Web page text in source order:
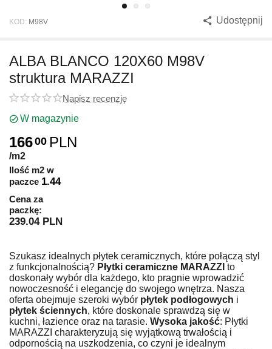
KOD: M98V Udostępnij
ALBA BLANCO 120X60 M98V
struktura MARAZZI
Napisz recenzję
W magazynie
16600 PLN
/m2
Ilość m2 w
paczce 1.44
Cena za
paczkę:
239.04 PLN
Szukasz idealnych płytek ceramicznych, które połączą styl
z funkcjonalnością? Płytki ceramiczne MARAZZI to
doskonały wybór dla każdego, kto pragnie wprowadzić
nowoczesność i elegancję do swojego wnętrza. Nasza
oferta obejmuje szeroki wybór płytek podłogowych i
płytek ściennych, które doskonale sprawdzą się w
kuchni, łazience oraz na tarasie. Wysoka jakość: Płytki
MARAZZI charakteryzują się wyjątkową trwałością i
odpornością na uszkodzenia, co czyni je idealnym